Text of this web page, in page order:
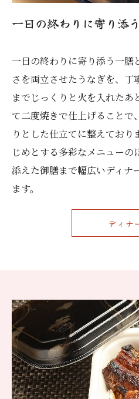
一日の終わりに寄り添
一日の終わりに寄り添う一膳
さを両立させたうなぎを、丁
までじっくりと火を入れたあ
て二度焼きで仕上げることで
りとした仕立てに整えてお
じめとする多彩なメニュー
添えた御膳まで幅広いディナ
ます。
ディナ